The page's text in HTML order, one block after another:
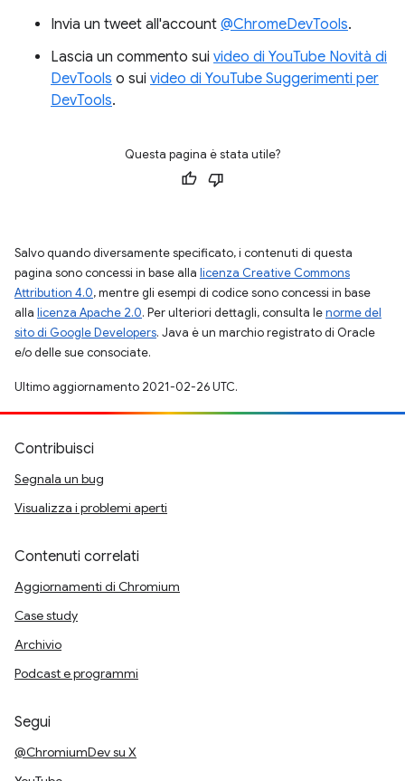
Invia un tweet all'account @ChromeDevTools.
Lascia un commento sui video di YouTube Novità di
DevTools o sui video di YouTube Suggerimenti per
DevTools.
Questa pagina è stata utile?
Salvo quando diversamente specificato, i contenuti di questa
pagina sono concessi in base alla licenza Creative Commons
Attribution 4.0, mentre gli esempi di codice sono concessi in base
alla licenza Apache 2.0. Per ulteriori dettagli, consulta lenorme del
sito di Google Developers. Java è un marchio registrato di Oracle
e/o delle sue consociate.
Ultimo aggiornamento 2021-02-26 UTC.
Contribuisci
Segnala un bug
Visualizza i problemi aperti
Contenuti correlati
Aggiornamenti di Chromium
Case study
Archivio
Podcast e programmi
Segui
@ChromiumDev su X